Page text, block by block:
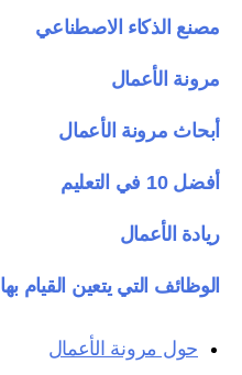
مصنع الذكاء الاصطناعي
مرونة الأعمال
أبحاث مرونة الأعمال
أفضل 10 في التعليم
ريادة الأعمال
الوظائف التي يتعين القيام بها JTBD
حول مرونة الأعمال